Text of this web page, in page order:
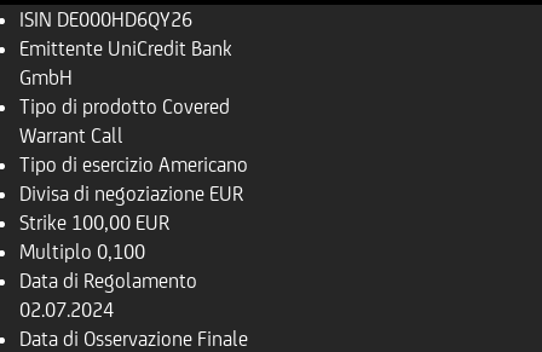
ISIN DE000HD6QY26
Emittente UniCredit Bank
GmbH
Tipo di prodotto Covered
Warrant Call
Tipo di esercizio Americano
Divisa di negoziazione EUR
Strike 100,00 EUR
Multiplo 0,100
Data di Regolamento
02.07.2024
Data di Osservazione Finale